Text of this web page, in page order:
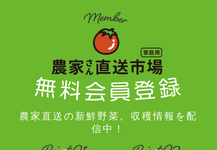
農家直送の新鮮野菜。収穫情報を配
信中！